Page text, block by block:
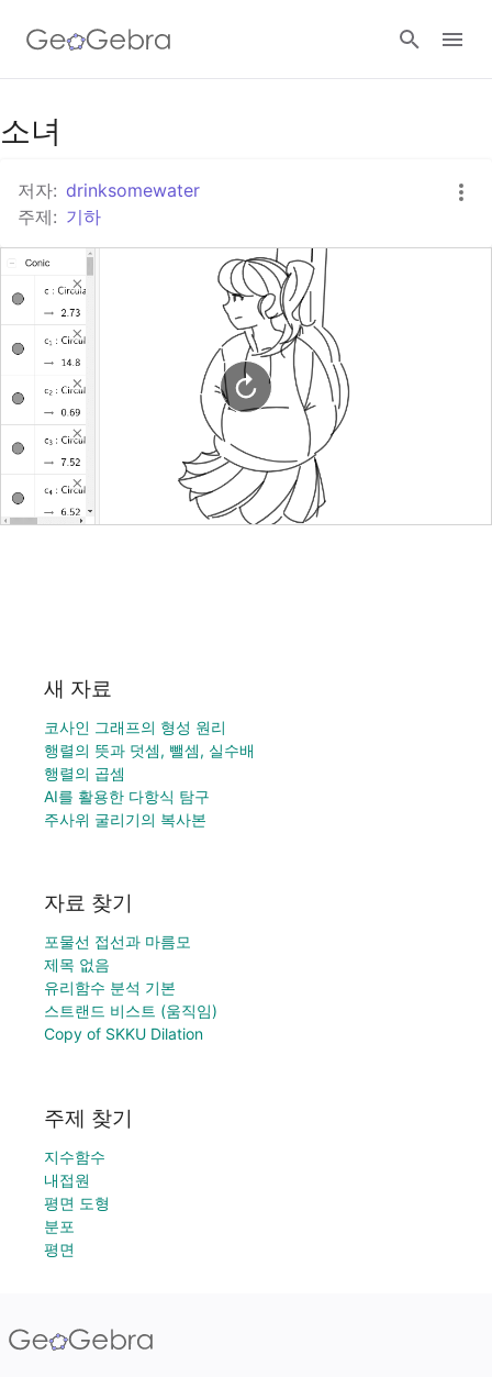
구글 클래스룸
지오지브라 클래스룸
로그인
소녀
저자: drinksomewater
주제: 기하
새 자료
코사인 그래프의 형성 원리
행렬의 뜻과 덧셈, 뺄셈, 실수배
행렬의 곱셈
AI를 활용한 다항식 탐구
주사위 굴리기의 복사본
자료 찾기
포물선 접선과 마름모
제목 없음
유리함수 분석 기본
스트랜드 비스트 (움직임)
Copy of SKKU Dilation
주제 찾기
지수함수
내접원
평면 도형
분포
평면